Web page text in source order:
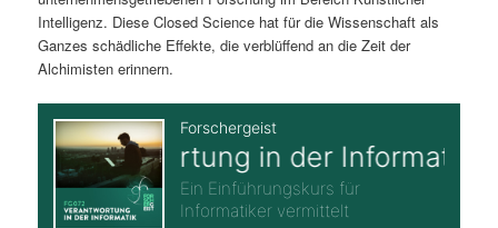
Intelligenz. Diese Closed Science hat für die Wissenschaft als
Ganzes schädliche Effekte, die verblüffend an die Zeit der
Alchimisten erinnern.